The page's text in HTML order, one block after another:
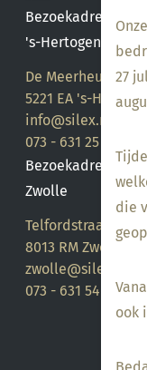
27
die
ook
Bezoekadres
's-Hertogenbosch
De Meerheuvel 21
5221 EA 's-
info@silex.nl
073 - 631 25 28
Bezoekadres
Zwolle
Telfordstraat 14
8013 RM Zwolle
zwolle@silex.nl
073 - 631 54 05